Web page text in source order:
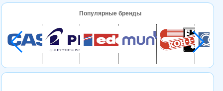
Популярные бренды